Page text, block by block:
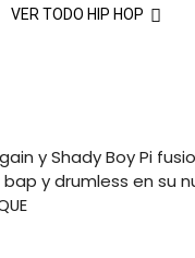
VER TODO HIP HOP
y Shady Boy Pi
y drumless en su